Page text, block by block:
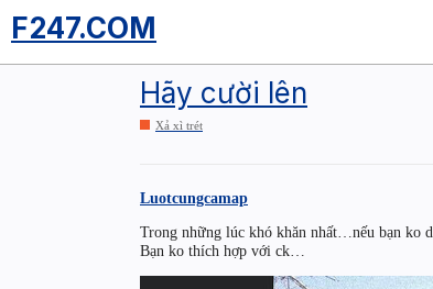
F247.COM
Hãy cười lên
Xả xì trét
Luotcungcamap
Trong những lúc khó khăn nhất…nếu bạn ko
Bạn ko thích hợp với ck…